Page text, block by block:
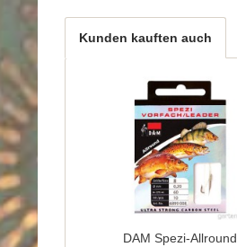
Kunden kauften auch
DAM Spezi-Allround